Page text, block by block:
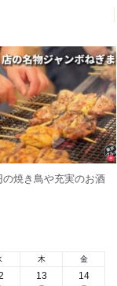
の焼き鳥や充実のお酒
木
13
金
14